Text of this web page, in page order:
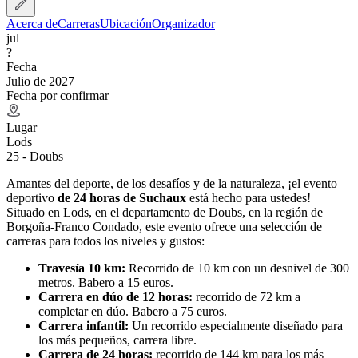
Acerca deCarrerasUbicaciónOrganizador
jul
?
Fecha
Julio de 2027
Fecha por confirmar
Lugar
Lods
25 - Doubs
Amantes del deporte, de los desafíos y de la naturaleza, ¡el evento
deportivo de 24 horas de Suchaux está hecho para ustedes!
Situado en Lods, en el departamento de Doubs, en la región de
Borgoña-Franco Condado, este evento ofrece una selección de
carreras para todos los niveles y gustos:
Travesía 10 km: Recorrido de 10 km con un desnivel de 300
metros. Babero a 15 euros.
Carrera en dúo de 12 horas: recorrido de 72 km a
completar en dúo. Babero a 75 euros.
Carrera infantil: Un recorrido especialmente diseñado para
los más pequeños, carrera libre.
Carrera de 24 horas: recorrido de 144 km para los más